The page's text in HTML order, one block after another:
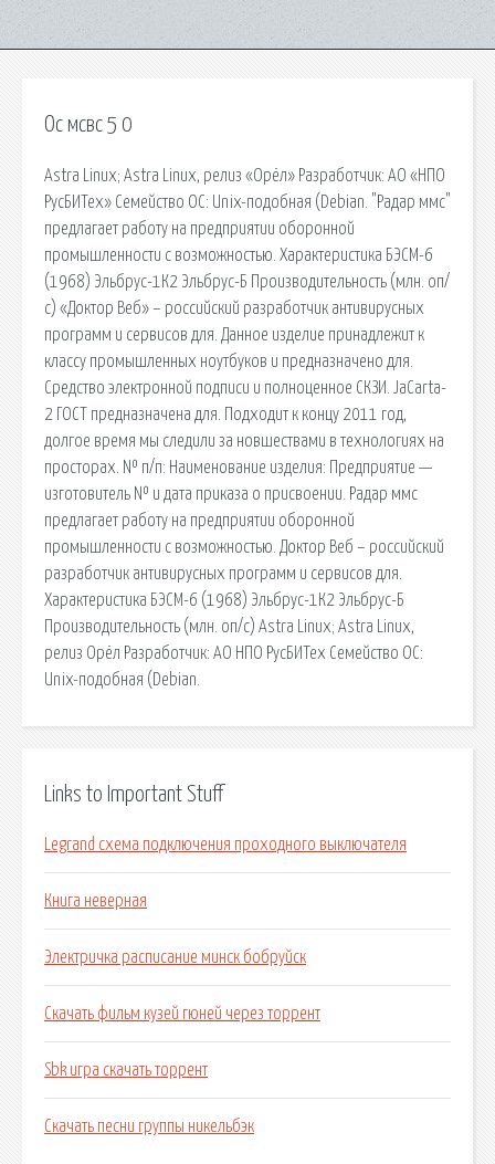
Ос мсвс 5 0
Astra Linux; Astra Linux, релиз «Орёл» Разработчик: АО «НПО
РусБИТех» Семейство ОС: Unix-подобная (Debian. "Радар ммс"
предлагает работу на предприятии оборонной
промышленности с возможностью. Характеристика БЭСМ-6
(1968) Эльбрус-1К2 Эльбрус-Б Производительность (млн. оп/
с) «Доктор Веб» – российский разработчик антивирусных
программ и сервисов для. Данное изделие принадлежит к
классу промышленных ноутбуков и предназначено для.
Средство электронной подписи и полноценное СКЗИ. JaCarta-
2 ГОСТ предназначена для. Подходит к концу 2011 год,
долгое время мы следили за новшествами в технологиях на
просторах. № п/п: Наименование изделия: Предприятие —
изготовитель № и дата приказа о присвоении. Радар ммс
предлагает работу на предприятии оборонной
промышленности с возможностью. Доктор Веб – российский
разработчик антивирусных программ и сервисов для.
Характеристика БЭСМ-6 (1968) Эльбрус-1К2 Эльбрус-Б
Производительность (млн. оп/с) Astra Linux; Astra Linux,
релиз Орёл Разработчик: АО НПО РусБИТех Семейство ОС:
Unix-подобная (Debian.
Links to Important Stuff
Legrand схема подключения проходного выключателя
Книга неверная
Электричка расписание минск бобруйск
Скачать фильм кузей гюней через торрент
Sbk игра скачать торрент
Скачать песни группы никельбэк